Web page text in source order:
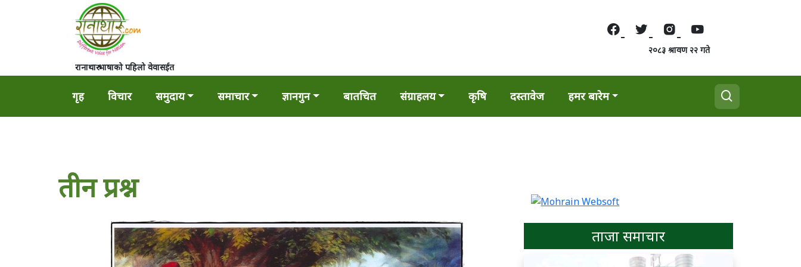
रानाथारु भाषाको पहिलो वेवासईत
२०८३ श्रावण २२ गते
गृह विचार समुदाय समाचार ज्ञानगुन बातचित संग्राहलय कृषि दस्तावेज हमर बारेम
तीन प्रश्न
ताजा समाचार